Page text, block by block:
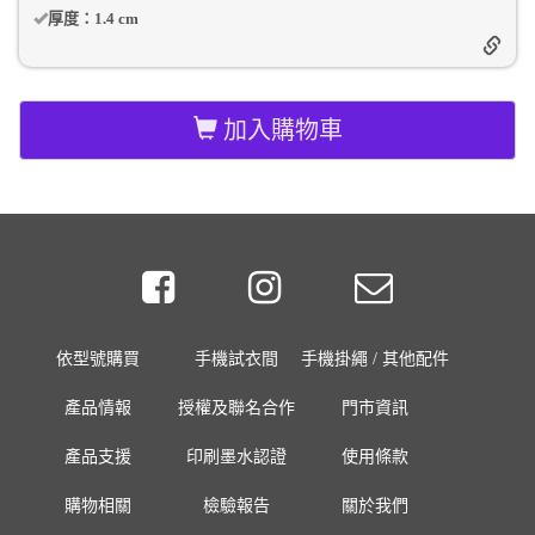
厚度： 1.4 cm
加入購物車
依型號購買 手機試衣間 手機掛繩 / 其他配件
產品情報 授權及聯名合作 門市資訊
產品支援 印刷墨水認證 使用條款
購物相關 檢驗報告 關於我們